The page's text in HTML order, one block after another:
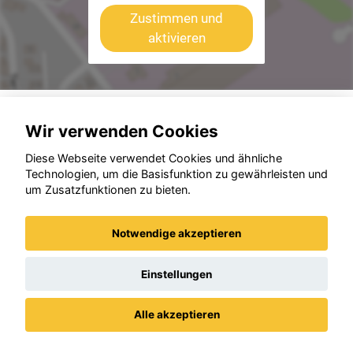
Zustimmen und
aktivieren
Wir verwenden Cookies
Diese Webseite verwendet Cookies und ähnliche
Technologien, um die Basisfunktion zu gewährleisten und
um Zusatzfunktionen zu bieten.
Notwendige akzeptieren
Einstellungen
Alle akzeptieren